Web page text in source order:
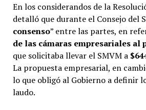
En los considerandos de la
detalló que durante el Consejo del
consenso” entre las partes, en
de las cámaras empresariales al
que solicitaba llevar el SMVM a
La propuesta empresarial, en
lo que obligó al Gobierno a definir
laudo.